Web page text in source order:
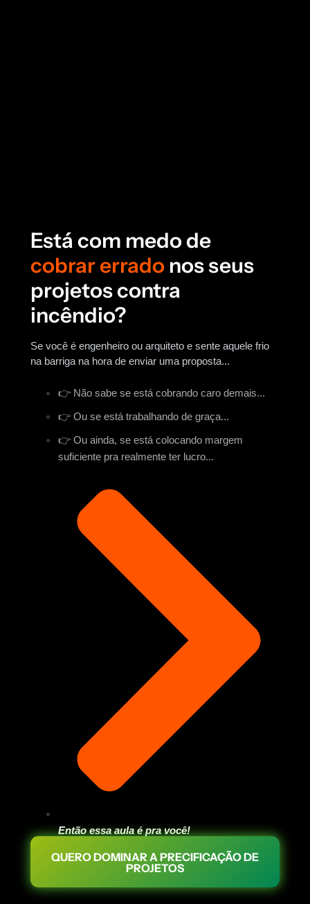
Está com medo de
cobrar errado nos seus
projetos contra
incêndio?
Se você é engenheiro ou arquiteto e sente aquele frio
na barriga na hora de enviar uma proposta...
👉 Não sabe se está cobrando caro demais...
👉 Ou se está trabalhando de graça...
👉 Ou ainda, se está colocando margem
suficiente pra realmente ter lucro...
Então essa aula é pra você!
QUERO DOMINAR A PRECIFICAÇÃO DE
PROJETOS